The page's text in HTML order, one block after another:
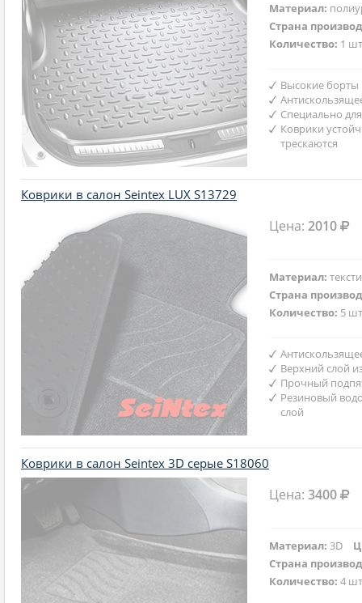
Материал:
Страна
Количество: 1
Высокие борты
Специально
Коврики
трескаются
Коврики в салон Seintex LUX S13729
Цена:2010
Материал:
Страна
Количество: 5
Верхний слой
Прочный
Резиновый
слой
Коврики в салон Seintex 3D серые S18060
Цена:3400
Материал:3D
Страна
Количество:4